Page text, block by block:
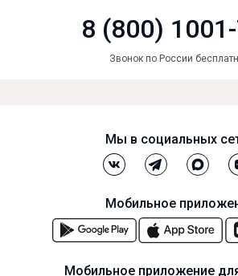
8 (800)
Звонок по России
Мы в социальных
Мобильное
Мобильное приложение